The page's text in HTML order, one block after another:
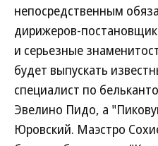
непосредственным
дирижеров-
и серьезные
будет выпускать
специалист по
Эвелино Пидо, а
Юровский. Маэстро